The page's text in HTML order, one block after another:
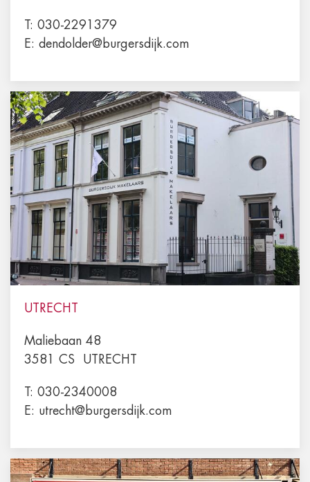
T: 030-2291379
E: dendolder@burgersdijk.com
UTRECHT
Maliebaan 48
3581 CS
UTRECHT
T: 030-2340008
E: utrecht@burgersdijk.com